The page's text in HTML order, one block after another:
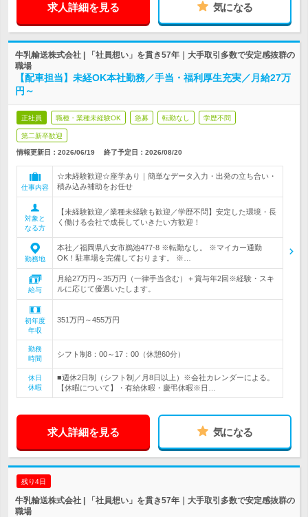
求人詳細を見る 気になる
牛乳輸送株式会社 | 「社員想い」を貫き57年｜大手取引多数で安定感抜群の
職場
【配車担当】未経OK本社勤務／手当・福利厚生充実／月給27万
円～
正社員 職種・業種未経験OK 急募 転勤なし 学歴不問
第二新卒歓迎
情報更新日：2026/06/19 終了予定日： 2026/08/20
仕事内容
☆未経験歓迎☆座学あり｜簡単なデータ入力・出発の立ち合い・
積み込み補助をお任せ
対象と
なる方
【未経験歓迎／業種未経験も歓迎／学歴不問】安定した環境・長
く働ける会社で成長していきたい方歓迎！
勤務地
本社／福岡県八女市鵜池477-8 ※転勤なし。 ※マイカー通勤
OK！駐車場を完備しております。 ※…
給与
月給27万円～35万円（一律手当含む）＋賞与年2回※経験・スキ
ルに応じて優遇いたします。
初年度
年収
351万円～455万円
勤務
時間
シフト制8：00～17：00（休憩60分）
休日
休暇
■週休2日制（シフト制／月8日以上）※会社カレンダーによる。
【休暇について】・有給休暇・慶弔休暇※日…
求人詳細を見る 気になる
残り4日
牛乳輸送株式会社 | 「社員想い」を貫き57年｜大手取引多数で安定感抜群の
職場